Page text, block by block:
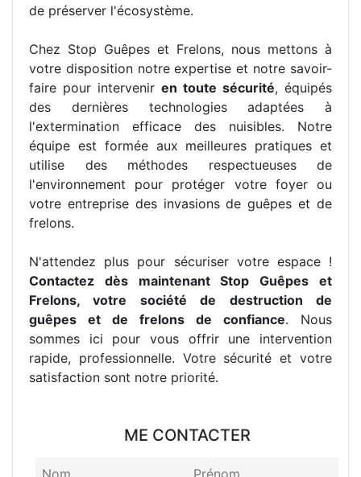
de préserver l'écosystème.
Chez Stop Guêpes et Frelons, nous mettons à
votre disposition notre expertise et notre savoir-
faire pour intervenir en toute sécurité, équipés
des dernières technologies adaptées à
l'extermination efficace des nuisibles. Notre
équipe est formée aux meilleures pratiques et
utilise des méthodes respectueuses de
l'environnement pour protéger votre foyer ou
votre entreprise des invasions de guêpes et de
frelons.
N'attendez plus pour sécuriser votre espace !
Contactez dès maintenant Stop Guêpes et
Frelons, votre société de destruction de
guêpes et de frelons de confiance. Nous
sommes ici pour vous offrir une intervention
rapide, professionnelle. Votre sécurité et votre
satisfaction sont notre priorité.
ME CONTACTER